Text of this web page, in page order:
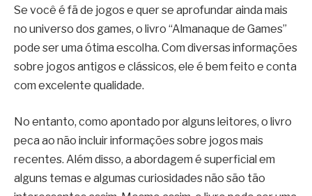
Se você é fã de jogos e quer se aprofundar ainda mais
no universo dos games, o livro “Almanaque de Games”
pode ser uma ótima escolha. Com diversas informações
sobre jogos antigos e clássicos, ele é bem feito e conta
com excelente qualidade.
No entanto, como apontado por alguns leitores, o livro
peca ao não incluir informações sobre jogos mais
recentes. Além disso, a abordagem é superficial em
alguns temas e algumas curiosidades não são tão